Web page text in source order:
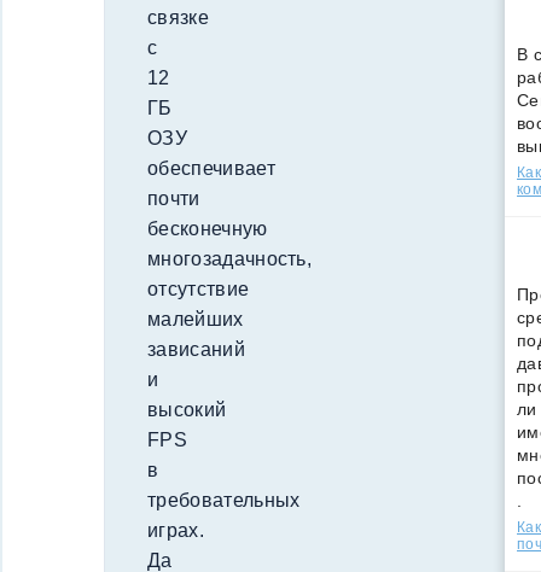
связке
с
12
ГБ
ОЗУ
обеспечивает
почти
бесконечную
многозадачность,
отсутствие
малейших
зависаний
и
высокий
FPS
в
требовательных
играх.
Да
В
ли